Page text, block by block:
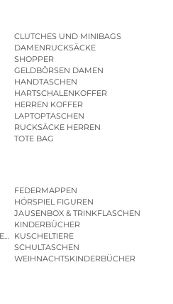
CLUTCHES UND MINIBAGS
DAMENRUCKSÄCKE
SHOPPER
GELDBÖRSEN DAMEN
HANDTASCHEN
HARTSCHALENKOFFER
HERREN KOFFER
LAPTOPTASCHEN
RUCKSÄCKE HERREN
TOTE BAG
FEDERMAPPEN
HÖRSPIEL FIGUREN
JAUSENBOX & TRINKFLASCHEN
KINDERBÜCHER
KUSCHELTIERE
SCHULTASCHEN
WEIHNACHTSKINDERBÜCHER